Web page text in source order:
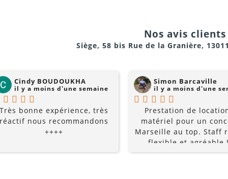
chercher ailleurs? Je
recommande fortement
Nos avis clients
Siège, 58 bis Rue de la Granière,
Cindy BOUDOUKHA
il y a moins d'une semaine
Très bonne expérience, très
réactif nous recommandons
++++
Simon Barcaville
il y a moins d'une
Prestation de
matériel pour un
Marseille au top. Staff
flexible et agréable !
recommande à